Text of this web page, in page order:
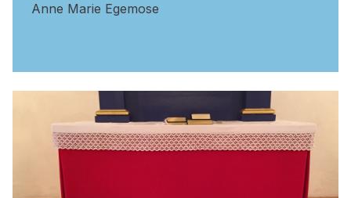
Anne Marie Egemose